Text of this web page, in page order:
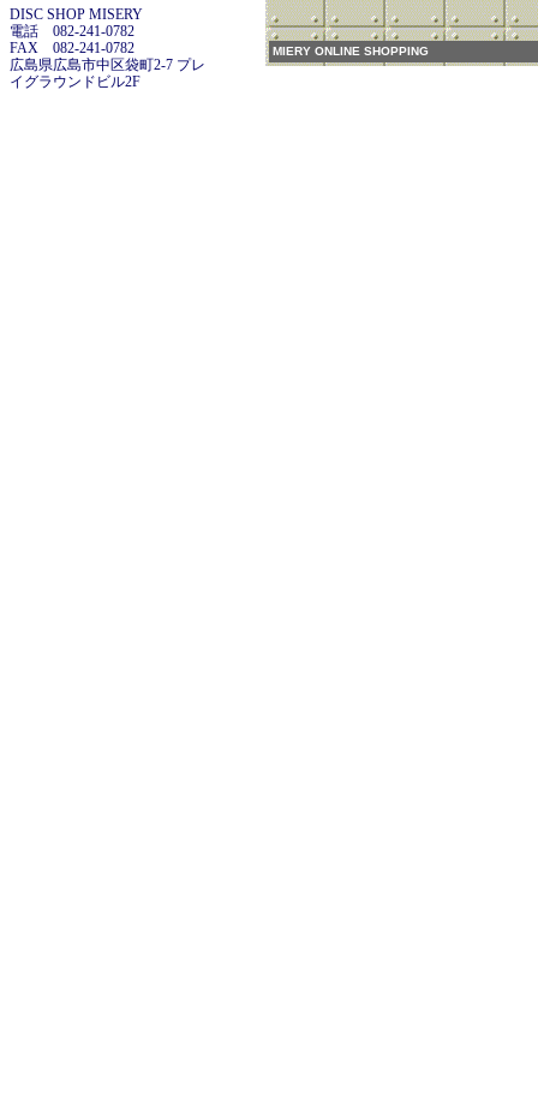
DISC SHOP MISERY
電話 082-241-0782
FAX 082-241-0782
広島県広島市中区袋町2-7 プレ
イグラウンドビル2F
MIERY ONLINE SHOPPING